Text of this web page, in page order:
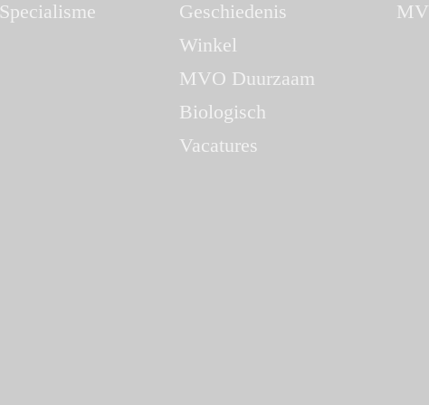
Specialisme
Geschiedenis
Winkel
MVO Duurzaam
Biologisch
Vacatures